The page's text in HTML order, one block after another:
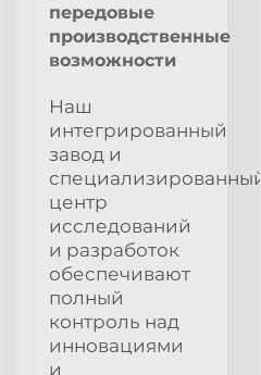
передовые
производственные
возможности
Наш
интегрированный
завод и
специализированный
центр
исследований
и разработок
обеспечивают
полный
контроль над
инновациями
и